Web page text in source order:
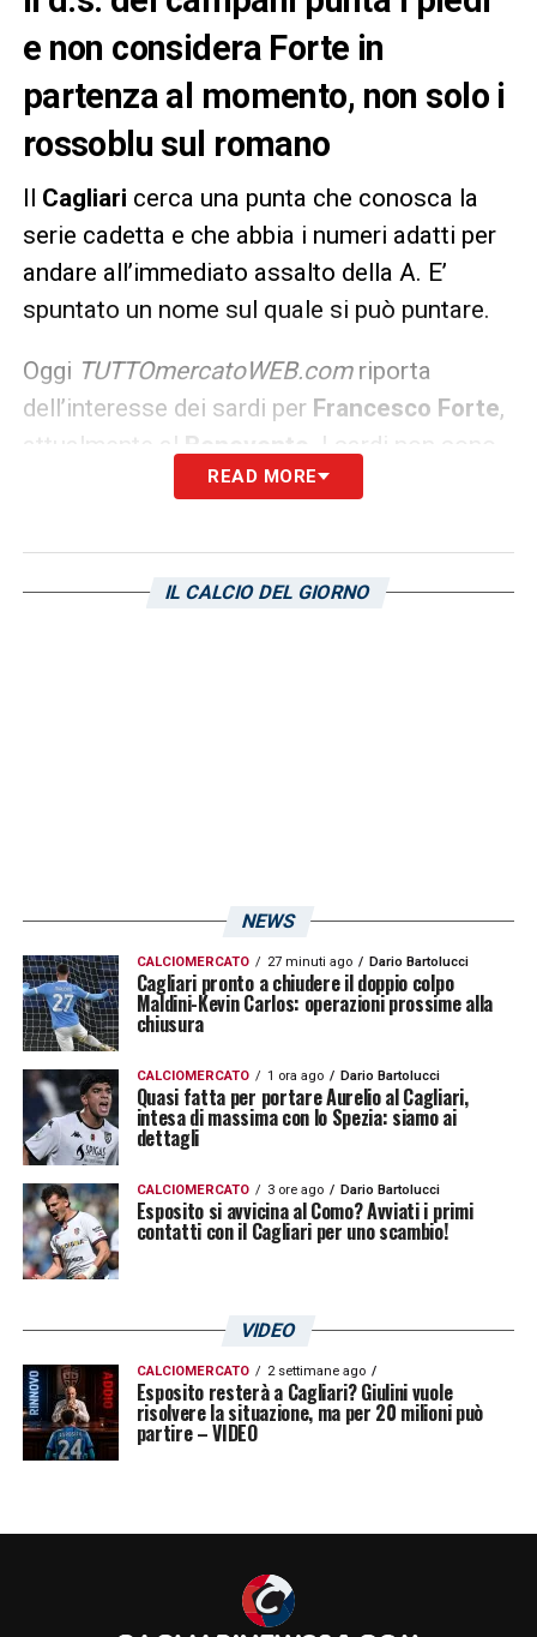
e non considera Forte in
partenza al momento, non solo i
rossoblu sul romano
Il Cagliari cerca una punta che conosca la
serie cadetta e che abbia i numeri adatti per
andare all’immediato assalto della A. E’
spuntato un nome sul quale si può puntare.
Oggi TUTTOmercatoWEB.comriporta
dell’interesse dei sardi per Francesco Forte,
attualmente al Benevento
. I sardi non sono
gli unici su di lui dato il sondaggio fatto dal
Casertaha posto il veto ad una cessione
che la squadra campana non ha bisogno di
READ MORE
IL CALCIO DEL GIORNO
NEWS
CALCIOMERCATO 27 minuti ago Dario Bartolucci
Cagliari pronto a chiudere il doppio colpo
Maldini-Kevin Carlos: operazioni prossime alla
chiusura
CALCIOMERCATO 1 ora ago Dario Bartolucci
Quasi fatta per portare Aurelio al Cagliari,
intesa di massima con lo Spezia: siamo ai
dettagli
CALCIOMERCATO 3 ore ago Dario Bartolucci
Esposito si avvicina al Como? Avviati i primi
contatti con il Cagliari per uno scambio!
VIDEO
CALCIOMERCATO 2 settimane ago
Esposito resterà a Cagliari? Giulini vuole
risolvere la situazione, ma per 20 milioni può
partire – VIDEO